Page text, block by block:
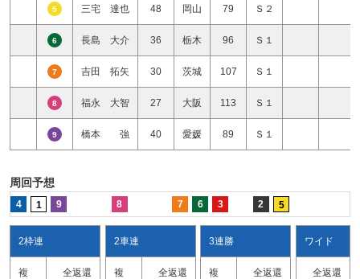
5 三宅 達也 48 岡山 79 Ｓ２
6 長島 大介 36 栃木 96 Ｓ１
7 吉田 拓矢 30 茨城 107 Ｓ１
8 福永 大智 27 大阪 113 Ｓ１
9 橋本 強 40 愛媛 89 Ｓ１
周回予想
4 1 9 8 7 6 3 2 5
2枠連
複 全返還
2車連
複 全返還
3連勝
複 全返還
ワイド
全返還